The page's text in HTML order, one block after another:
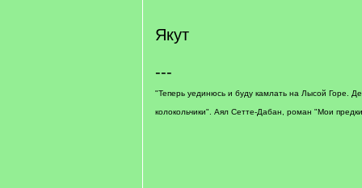
Якут
---
"Теперь уединюсь и буду камлать на Лысой Горе.
колокольчики". Аял Сетте-Дабан, роман "Мои